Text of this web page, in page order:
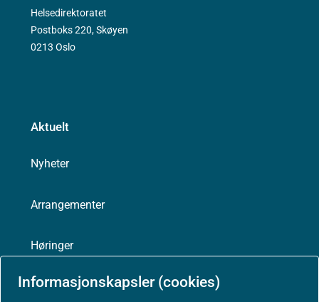
Informasjonskapsler (cookies)
Helsedirektoratet
Postboks 220, Skøyen
0213 Oslo
Aktuelt
Nyheter
Arrangementer
Høringer
Presse